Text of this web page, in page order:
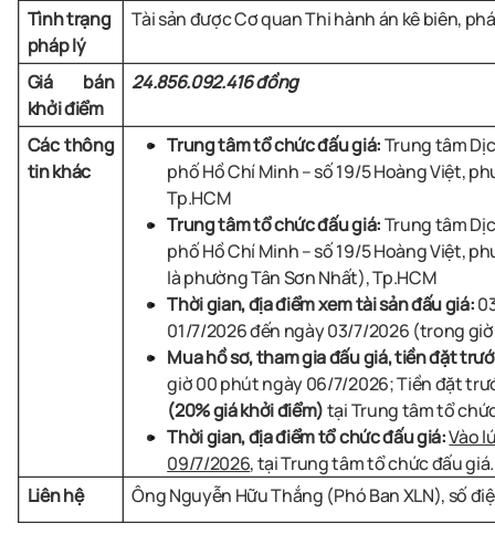
Tình trạng
pháp lý
Tài sản được Cơ quan Thi hành án kê biên,
Giá bán
khởi điểm
24.856.092.416 đồng
Các thông
tin khác
Trung tâm tổ chức đấu giá:Trung tâm
phố Hồ Chí Minh – số 19/5 Hoàng Việt,
Tp.HCM
Trung tâm tổ chức đấu giá:Trung tâm
phố Hồ Chí Minh – số 19/5 Hoàng Việt,
là phường Tân Sơn Nhất), Tp.HCM
Thời gian, địa điểm xem tài sản đấu giá:
01/7/2026 đến ngày 03/7/2026 (trong
Mua hồ sơ, tham gia đấu giá, tiền đặt
giờ 00 phút ngày 06/7/2026; Tiền đặt
(20% giá khởi điểm)tại Trung tâm tổ
Thời gian, địa điểm tổ chức đấu giá:Vào
09/7/2026, tại Trung tâm tổ chức đấu giá.
Liên hệ
Ông Nguyễn Hữu Thắng (Phó Ban XLN), số